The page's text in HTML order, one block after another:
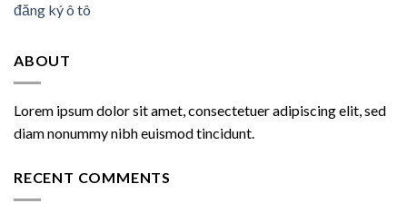
đăng ký ô tô
ABOUT
Lorem ipsum dolor sit amet, consectetuer adipiscing elit, sed
diam nonummy nibh euismod tincidunt.
RECENT COMMENTS